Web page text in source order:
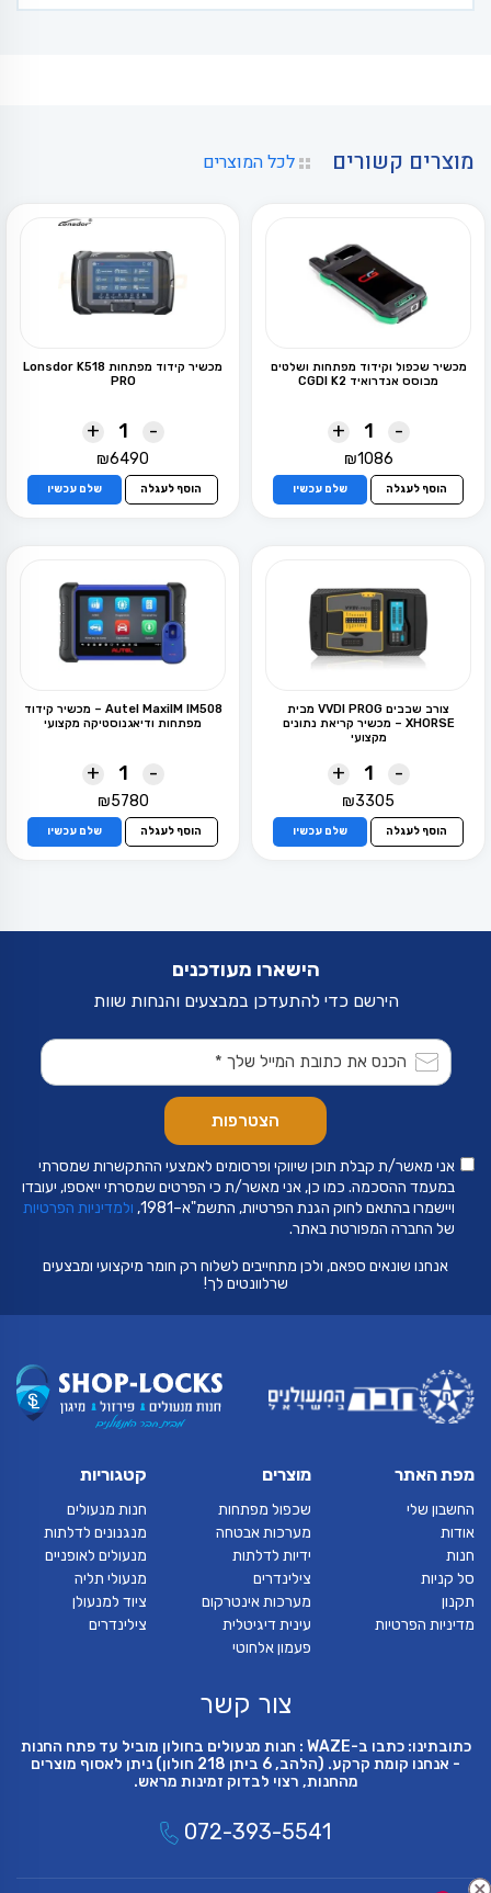
מוצרים קשורים לכל המוצרים
מכשיר שכפול וקידוד מפתחות ושלטים
מבוסס אנדרואיד CGDI K2
-
+
₪1086
הוסף לעגלה שלם עכשיו
מכשיר קידוד מפתחות Lonsdor K518
PRO
-
+
₪6490
הוסף לעגלה שלם עכשיו
צורב שבבים VVDI PROG מבית
XHORSE – מכשיר קריאת נתונים
מקצועי
-
+
₪3305
הוסף לעגלה שלם עכשיו
Autel MaxiIM IM508 – מכשיר קידוד
מפתחות ודיאגנוסטיקה מקצועי
-
+
₪5780
הוסף לעגלה שלם עכשיו
הישארו מעודכנים
הירשם כדי להתעדכן במבצעים והנחות שוות
אני מאשר/ת קבלת תוכן שיווקי ופרסומים לאמצעי ההתקשרות שמסרתי
במעמד ההסכמה. כמו כן, אני מאשר/ת כי הפרטים שמסרתי ייאספו, יעובדו
ויישמרו בהתאם לחוק הגנת הפרטיות, התשמ"א–1981,
ולמדיניות הפרטיות
של החברה המפורטת באתר.
אנחנו שונאים ספאם, ולכן מתחייבים לשלוח רק חומר מיקצועי ומבצעים
שרלוונטים לך!
מפת האתר
החשבון שלי
אודות
חנות
סל קניות
תקנון
מדיניות הפרטיות
מוצרים
שכפול מפתחות
מערכות אבטחה
ידיות לדלתות
צילינדרים
מערכות אינטרקום
עינית דיגיטלית
פעמון אלחוטי
קטגוריות
חנות מנעולים
מנגנונים לדלתות
מנעולים לאופניים
מנעולי תליה
ציוד למנעולן
צילינדרים
צור קשר
כתובתינו: כתבו ב-WAZE : חנות מנעולים בחולון מוביל עד פתח החנות
- אנחנו קומת קרקע. (הלהב, 6 ביתן 218 חולון) ניתן לאסוף מוצרים
מהחנות, רצוי לבדוק זמינות מראש.
072-393-5541